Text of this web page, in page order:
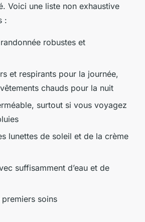
Voici une liste non exhaustive
:
robustes et
et respirants pour la journée,
chauds pour la nuit
surtout si vous voyagez
lunettes de soleil et de la crème
suffisamment d’eau et de
soins